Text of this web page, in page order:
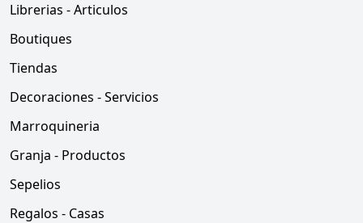
Librerias - Articulos
Boutiques
Tiendas
Decoraciones - Servicios
Marroquineria
Granja - Productos
Sepelios
Regalos - Casas